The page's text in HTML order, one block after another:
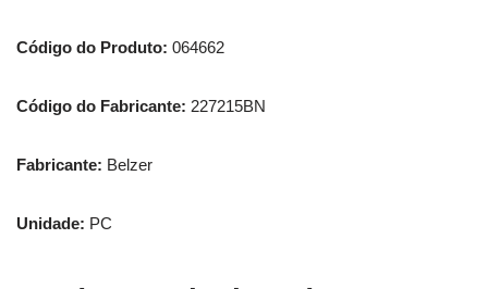
Código do Produto: 064662
Código do Fabricante: 227215BN
Fabricante: Belzer
Unidade: PC